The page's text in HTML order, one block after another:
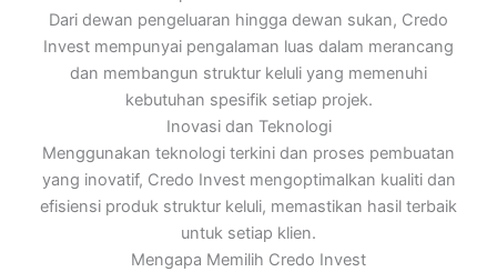
Dari dewan pengeluaran hingga dewan sukan, Credo
Invest mempunyai pengalaman luas dalam merancang
dan membangun struktur keluli yang memenuhi
kebutuhan spesifik setiap projek.
Inovasi dan Teknologi
Menggunakan teknologi terkini dan proses pembuatan
yang inovatif, Credo Invest mengoptimalkan kualiti dan
efisiensi produk struktur keluli, memastikan hasil terbaik
untuk setiap klien.
Mengapa Memilih Credo Invest